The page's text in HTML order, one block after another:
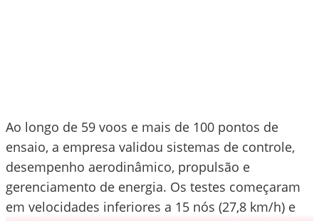
Ao longo de 59 voos e mais de 100 pontos de
ensaio, a empresa validou sistemas de controle,
desempenho aerodinâmico, propulsão e
gerenciamento de energia. Os testes começaram
em velocidades inferiores a 15 nós (27,8 km/h) e